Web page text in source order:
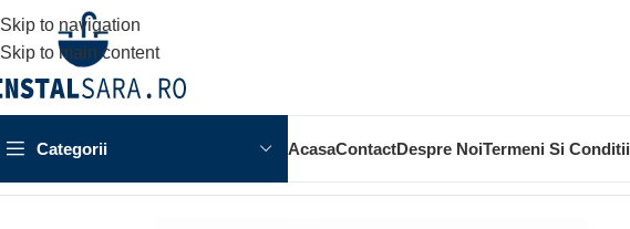
Skip to navigation
Skip to main content
Categorii AcasaContactDespre NoiTermeni Si Conditii